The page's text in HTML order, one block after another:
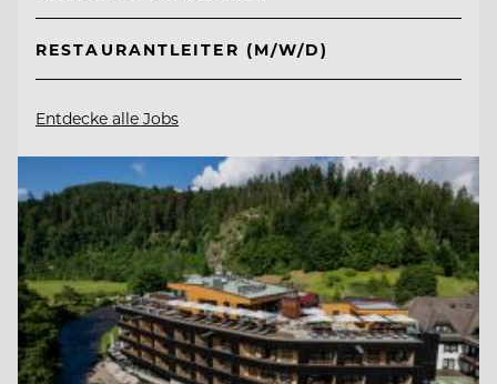
RESTAURANTLEITER (M/W/D)
Entdecke alle Jobs